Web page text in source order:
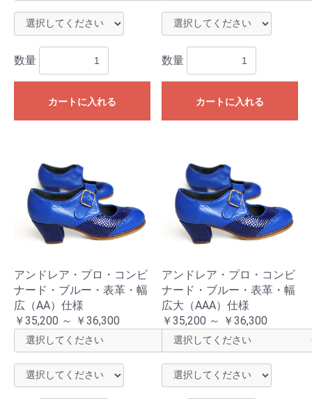
数量
カートに入れる
数量
カートに入れる
アンドレア・プロ・コンビ
ナード・ブルー・表革・幅
広（AA）仕様
￥35,200 ～ ￥36,300
アンドレア・プロ・コンビ
ナード・ブルー・表革・幅
広大（AAA）仕様
￥35,200 ～ ￥36,300
お買い物を続ける カートへ進む